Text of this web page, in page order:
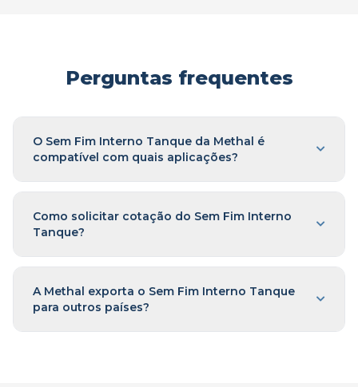
Perguntas frequentes
O Sem Fim Interno Tanque da Methal é
compatível com quais aplicações?
Como solicitar cotação do Sem Fim Interno
Tanque?
A Methal exporta o Sem Fim Interno Tanque
para outros países?